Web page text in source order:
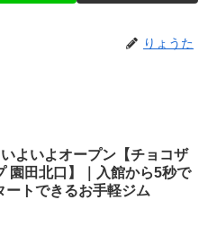
りょうた
よいよオープン【チョコザ
園田北口】｜入館から5秒で
ートできるお手軽ジム